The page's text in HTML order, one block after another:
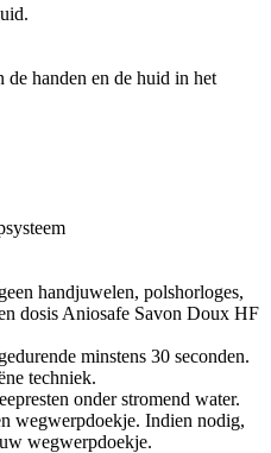
de handen en de huid in het
handjuwelen, polshorloges,
dosis Aniosafe Savon Doux HF
minstens 30 seconden.
techniek.
onder stromend water.
wegwerpdoekje. Indien nodig,
wegwerpdoekje.